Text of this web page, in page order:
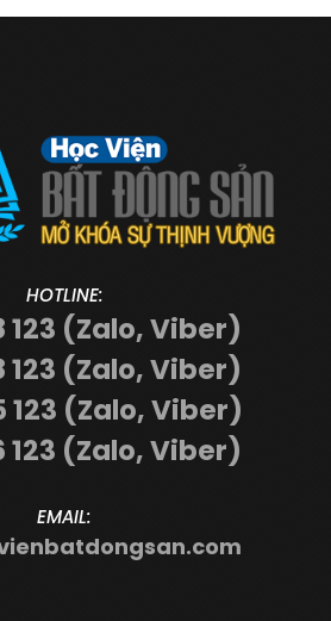
HOTLINE:
123 (Zalo, Viber)
123 (Zalo, Viber)
123 (Zalo, Viber)
123 (Zalo, Viber)
EMAIL: